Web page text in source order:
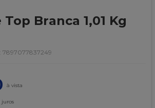
Branca 1,01 Kg
: 7897077837249
juros